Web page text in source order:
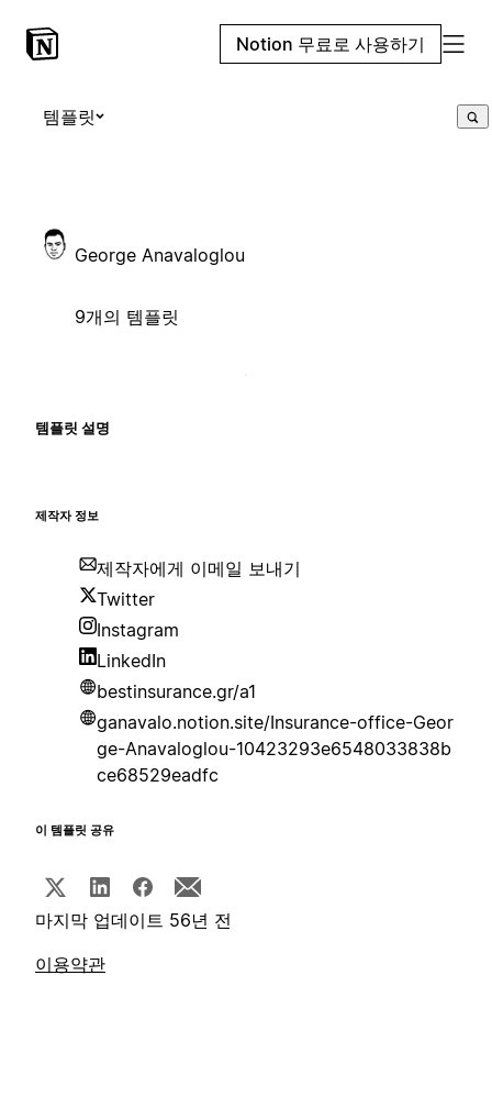
Notion 무료로 사용하기
템플릿
George Anavaloglou
9개의 템플릿
템플릿 설명
제작자 정보
제작자에게 이메일 보내기
Twitter
Instagram
LinkedIn
bestinsurance.gr/a1
ganavalo.notion.site/Insurance-office-Geor
ge-Anavaloglou-10423293e6548033838b
ce68529eadfc
이 템플릿 공유
마지막 업데이트 56년 전
이용약관